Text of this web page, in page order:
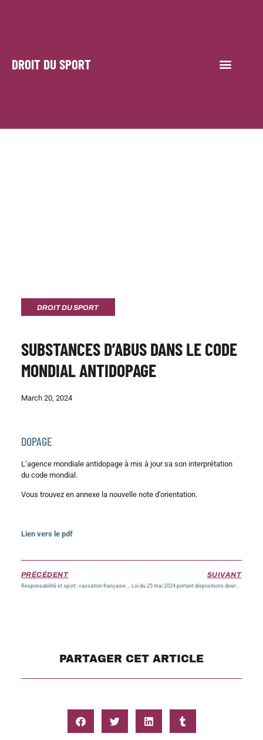
DROIT DU SPORT
DROIT DU SPORT
SUBSTANCES D’ABUS DANS LE CODE
MONDIAL ANTIDOPAGE
March 20, 2024
DOPAGE
L’agence mondiale antidopage à mis à jour sa son interprétation
du code mondial.
Vous trouvez en annexe la nouvelle note d’orientation.
Lien vers le pdf
PRÉCÉDENT SUIVANT
Loi du 25 mai 2024 portant dispositions diverses en matière de santé animale
PARTAGER CET ARTICLE